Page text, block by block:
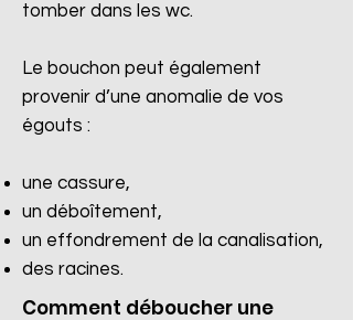
tomber dans les wc.
Le bouchon peut également
provenir d’une anomalie de vos
égouts :
une cassure,
un déboîtement,
un effondrement de la canalisation,
des racines.​
Comment déboucher une